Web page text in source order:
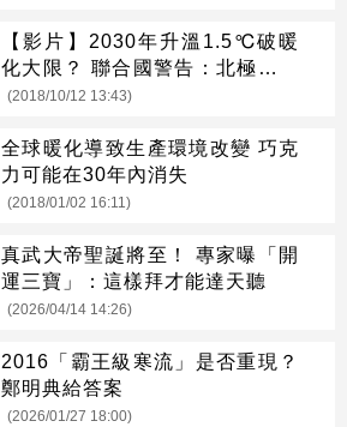
【影片】2030年升溫1.5℃破暖
化大限？ 聯合國警告：北極夏季
恐無冰
(2018/10/12 13:43)
全球暖化導致生產環境改變 巧克
力可能在30年內消失
(2018/01/02 16:11)
真武大帝聖誕將至！ 專家曝「開
運三寶」：這樣拜才能達天聽
(2026/04/14 14:26)
2016「霸王級寒流」是否重現？
鄭明典給答案
(2026/01/27 18:00)